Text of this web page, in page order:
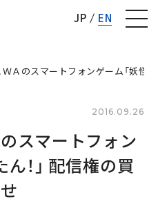
JP EN
Ａのスマートフォンゲーム「妖怪
2016.09.26
スマートフォン
！」 配信権の買